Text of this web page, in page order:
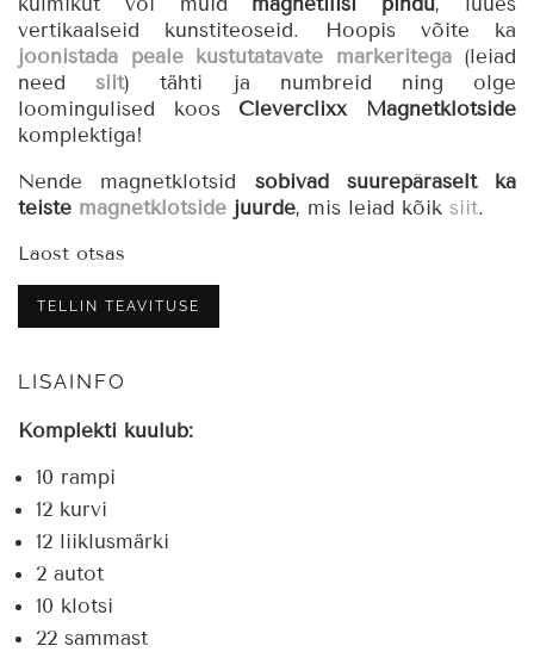
vertikaalseid kunstiteoseid. Hoopis võite ka
joonistada peale kustutatavate markeritega(leiad
needsiit) tähti ja numbreid ning olge
loomingulised koosCleverclixx Magnetklotside
komplektiga!
Nende magnetklotsid sobivad suurepäraselt ka
teiste magnetklotside juurde, mis leiad kõik siit.
Laost otsas
TELLIN TEAVITUSE
LISAINFO
Komplekti kuulub:
10 rampi
12 kurvi
12 liiklusmärki
2 autot
10 klotsi
22 sammast